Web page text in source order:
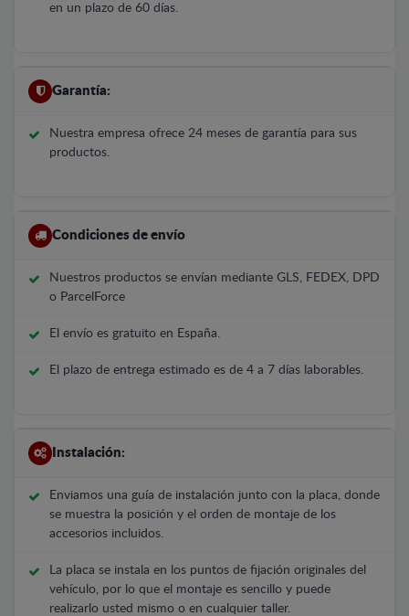
en un plazo de 60 días.
Garantía:
Nuestra empresa ofrece 24 meses de garantía para sus
productos.
Condiciones de envío
Nuestros productos se envían mediante GLS, FEDEX, DPD
o ParcelForce
El envío es gratuito en España.
El plazo de entrega estimado es de 4 a 7 días laborables.
Instalación:
Enviamos una guía de instalación junto con la placa, donde
se muestra la posición y el orden de montaje de los
accesorios incluidos.
La placa se instala en los puntos de fijación originales del
vehículo, por lo que el montaje es sencillo y puede
realizarlo usted mismo o en cualquier taller.